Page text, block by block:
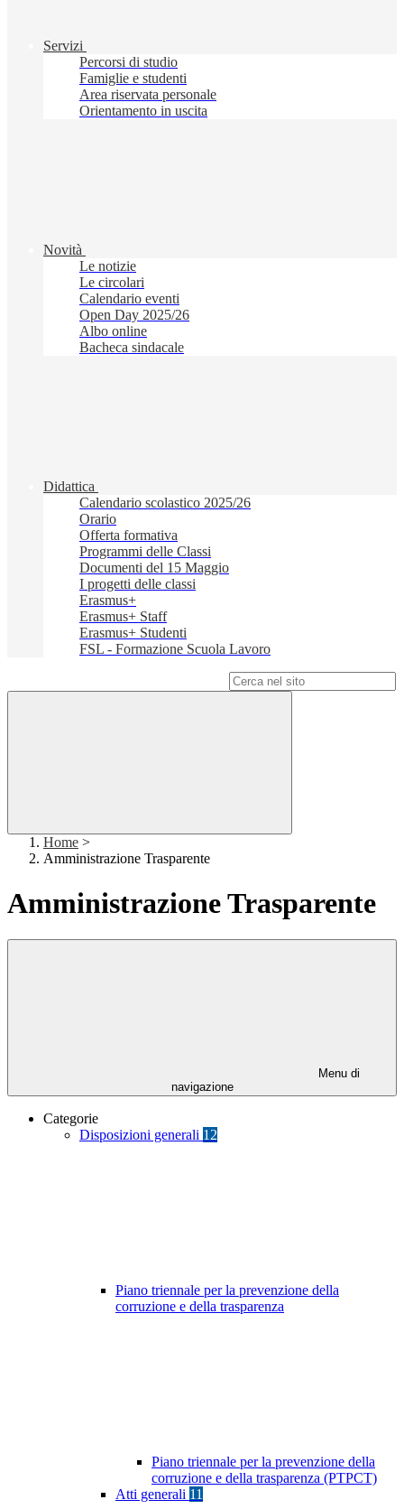
Servizi
Percorsi di studio
Famiglie e studenti
Area riservata personale
Orientamento in uscita
Novità
Le notizie
Le circolari
Calendario eventi
Open Day 2025/26
Albo online
Bacheca sindacale
Didattica
Calendario scolastico 2025/26
Orario
Offerta formativa
Programmi delle Classi
Documenti del 15 Maggio
I progetti delle classi
Erasmus+
Erasmus+ Staff
Erasmus+ Studenti
FSL - Formazione Scuola Lavoro
Home >
Amministrazione Trasparente
Amministrazione Trasparente
Menu di
navigazione
Categorie
Disposizioni generali 12
Piano triennale per la prevenzione della
corruzione e della trasparenza
Piano triennale per la prevenzione della
corruzione e della trasparenza (PTPCT)
Atti generali 11